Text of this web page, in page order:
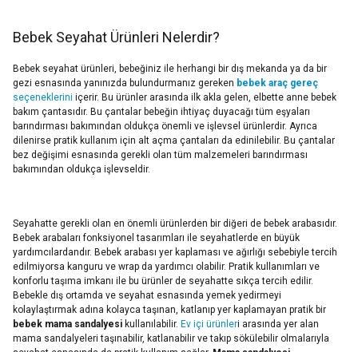
Bebek Seyahat Ürünleri Nelerdir?
Bebek seyahat ürünleri, bebeğiniz ile herhangi bir dış mekanda ya da bir
gezi esnasında yanınızda bulundurmanız gereken bebek araç gereç
seçeneklerini içerir. Bu ürünler arasında ilk akla gelen, elbette anne bebek
bakım çantasıdır. Bu çantalar bebeğin ihtiyaç duyacağı tüm eşyaları
barındırması bakımından oldukça önemli ve işlevsel ürünlerdir. Ayrıca
dilenirse pratik kullanım için alt açma çantaları da edinilebilir. Bu çantalar
bez değişimi esnasında gerekli olan tüm malzemeleri barındırması
bakımından oldukça işlevseldir.
Seyahatte gerekli olan en önemli ürünlerden bir diğeri de bebek arabasıdır.
Bebek arabaları fonksiyonel tasarımları ile seyahatlerde en büyük
yardımcılardandır. Bebek arabası yer kaplaması ve ağırlığı sebebiyle tercih
edilmiyorsa kanguru ve wrap da yardımcı olabilir. Pratik kullanımları ve
konforlu taşıma imkanı ile bu ürünler de seyahatte sıkça tercih edilir.
Bebekle dış ortamda ve seyahat esnasında yemek yedirmeyi
kolaylaştırmak adına kolayca taşınan, katlanıp yer kaplamayan pratik bir
bebek mama sandalyesi kullanılabilir. Ev içi ürünleri arasında yer alan
mama sandalyeleri taşınabilir, katlanabilir ve takıp sökülebilir olmalarıyla